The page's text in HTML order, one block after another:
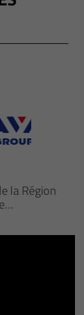
la Région